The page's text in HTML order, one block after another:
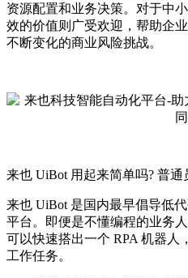
资源配置和业务决策。对于中
效的价值则广受欢迎，帮助企
不断变化的商业风险挑战。
来也 UiBot 用起来简单吗? 普
来也 UiBot 是国内最早倡导低
平台。即便是不懂编程的业务
可以快速搭出一个 RPA 机器人
工作任务。